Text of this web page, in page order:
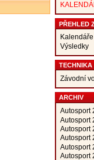
PŘEHLED
Kalendáře
Výsledky
TECHNIKA
Závodní
ARCHIV
Autosport
Autosport
Autosport
Autosport
Autosport
Autosport